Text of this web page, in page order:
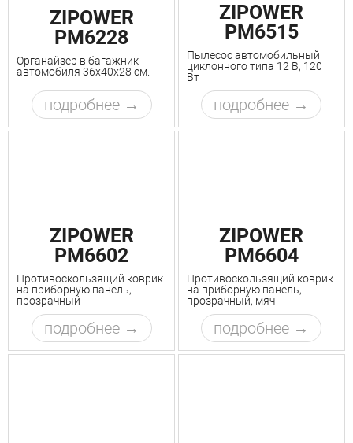
ZIPOWER
PM6228
Органайзер в багажник
автомобиля 36x40x28 см.
подробнее
ZIPOWER
PM6515
Пылесос автомобильный
циклонного типа 12 В, 120
Вт
подробнее
ZIPOWER
PM6602
Противоскользящий коврик
на приборную панель,
прозрачный
подробнее
ZIPOWER
PM6604
Противоскользящий коврик
на приборную панель,
прозрачный, мяч
подробнее